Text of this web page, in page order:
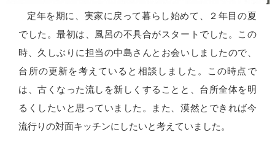
定年を期に、実家に戻って暮らし始めて、２年目の夏
でした。最初は、風呂の不具合がスタートでした。この
時、久しぶりに担当の中島さんとお会いしましたので、
台所の更新を考えていると相談しました。この時点で
は、古くなった流しを新しくすることと、台所全体を明
るくしたいと思っていました。また、漠然とできれば今
流行りの対面キッチンにしたいと考えていました。